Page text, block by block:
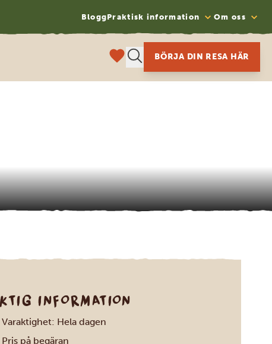
BloggPraktisk information Om oss
BÖRJA DIN RESA HÄR
INFORMATION
Varaktighet: Hela dagen
Pris på begäran